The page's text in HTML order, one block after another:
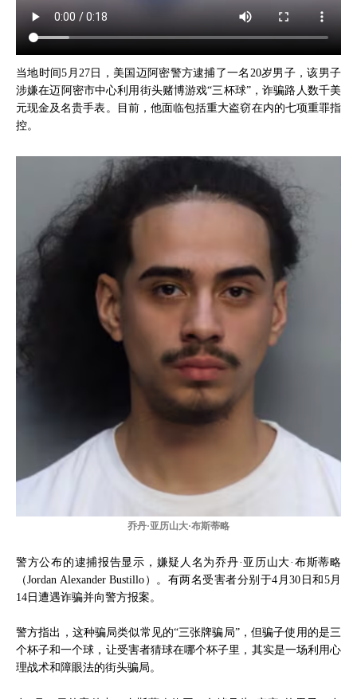
当地时间5月27日，美国迈阿密警方逮捕了一名20岁男子，该男子
涉嫌在迈阿密市中心利用街头赌博游戏“三杯球”，诈骗路人数千美
元现金及名贵手表。目前，他面临包括重大盗窃在内的七项重罪指
控。
乔丹·亚历山大·布斯蒂略
警方公布的逮捕报告显示，嫌疑人名为乔丹·亚历山大·布斯蒂略
（Jordan Alexander Bustillo）。有两名受害者分别于4月30日和5月
14日遭遇诈骗并向警方报案。
警方指出，这种骗局类似常见的“三张牌骗局”，但骗子使用的是三
个杯子和一个球，让受害者猜球在哪个杯子里，其实是一场利用心
理战术和障眼法的街头骗局。